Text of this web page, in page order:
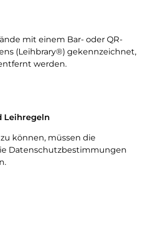
mit einem Bar- oder QR-
(Leihbrary®) gekennzeichnet,
werden.
Leihregeln
können, müssen die
Datenschutzbestimmungen